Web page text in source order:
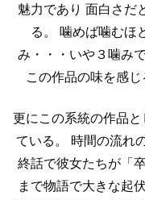
魅力であり 面白さだ
る。
噛めば噛むほ
み・・・いや３噛み
この作品の味を感じ
更にこの系統の作品
ている。
時間の流れ
終話で彼女たちが「
まで物語で大きな起